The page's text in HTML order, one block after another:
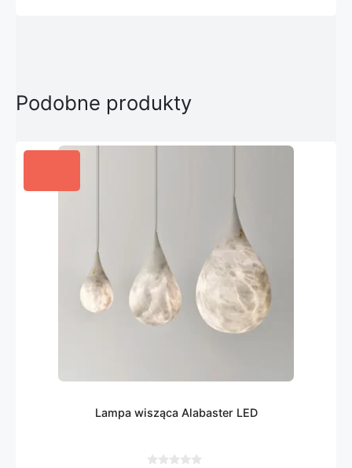
Podobne produkty
Lampa wisząca Alabaster LED